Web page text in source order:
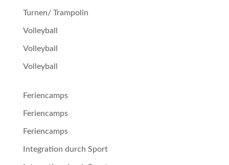
Turnen/ Trampolin
Volleyball
Volleyball
Volleyball
Feriencamps
Feriencamps
Feriencamps
Integration durch Sport